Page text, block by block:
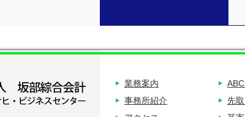
業務案内
事務所紹介
先